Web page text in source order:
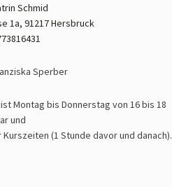
Schmid
1a, 91217 Hersbruck
Sperber
Montag bis Donnerstag von 16 bis 18
und
(1 Stunde davor und danach).